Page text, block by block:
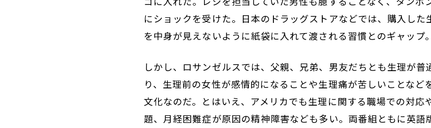
にショックを受けた。日本のドラッグストアなどでは、購入した
を中身が見えないように紙袋に入れて渡される習慣とのギャップ。
しかし、ロサンゼルスでは、父親、兄弟、男友だちとも生理が普
り、生理前の女性が感情的になることや生理痛が苦しいことなど
文化なのだ。とはいえ、アメリカでも生理に関する職場での対応
題、月経困難症が原因の精神障害なども多い。両番組ともに英語